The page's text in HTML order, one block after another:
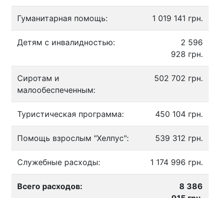
Гуманитарная помощь: 1 019 141 грн.
Детям с инвалидностью:
2 596
928 грн.
Сиротам и
малообеспеченным:
502 702 грн.
Туристическая программа: 450 104 грн.
Помощь взрослым "Хелпус": 539 312 грн.
Служебные расходы: 1 174 996 грн.
Всего расходов:
8 386